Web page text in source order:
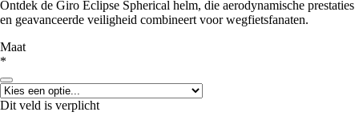
Ontdek de Giro Eclipse Spherical helm, die aerodynamische prestaties
en geavanceerde veiligheid combineert voor wegfietsfanaten.
Maat
*
Dit veld is verplicht